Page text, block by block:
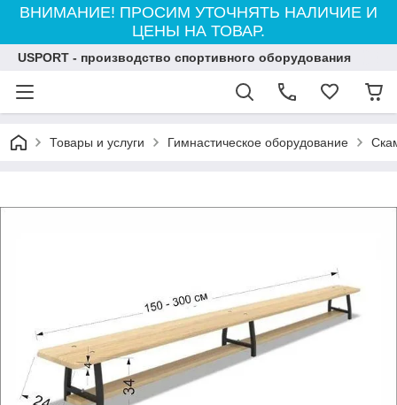
ВНИМАНИЕ! ПРОСИМ УТОЧНЯТЬ НАЛИЧИЕ И
ЦЕНЫ НА ТОВАР.
USPORT - производство спортивного оборудования
Товары и услуги Гимнастическое оборудование